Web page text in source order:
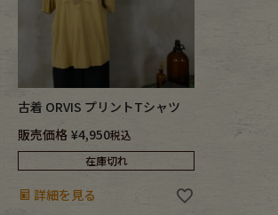
古着 ORVIS プリントTシャツ
販売価格 ¥4,950税込
在庫切れ
詳細を見る